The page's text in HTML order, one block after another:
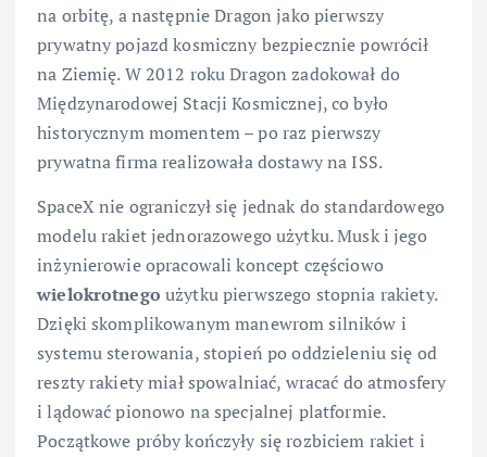
na orbitę, a następnie Dragon jako pierwszy
prywatny pojazd kosmiczny bezpiecznie powrócił
na Ziemię. W 2012 roku Dragon zadokował do
Międzynarodowej Stacji Kosmicznej, co było
historycznym momentem – po raz pierwszy
prywatna firma realizowała dostawy na ISS.
SpaceX nie ograniczył się jednak do standardowego
modelu rakiet jednorazowego użytku. Musk i jego
inżynierowie opracowali koncept częściowo
wielokrotnego użytku pierwszego stopnia rakiety.
Dzięki skomplikowanym manewrom silników i
systemu sterowania, stopień po oddzieleniu się od
reszty rakiety miał spowalniać, wracać do atmosfery
i lądować pionowo na specjalnej platformie.
Początkowe próby kończyły się rozbiciem rakiet i